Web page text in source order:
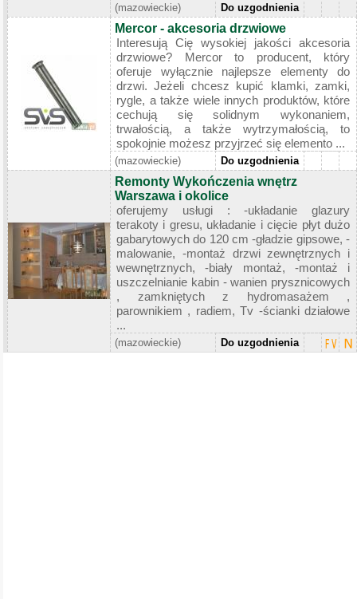
(mazowieckie) Do uzgodnienia
Mercor - akcesoria drzwiowe
Interesują Cię wysokiej jakości akcesoria
drzwiowe? Mercor to producent, który
oferuje wyłącznie najlepsze elementy do
drzwi. Jeżeli chcesz kupić klamki, zamki,
rygle, a także wiele innych produktów, które
cechują się solidnym wykonaniem,
trwałością, a także wytrzymałością, to
spokojnie możesz przyjrzeć się elemento ...
(mazowieckie) Do uzgodnienia
Remonty Wykończenia wnętrz
Warszawa i okolice
oferujemy usługi : -układanie glazury
terakoty i gresu, układanie i cięcie płyt dużo
gabarytowych do 120 cm -gładzie gipsowe, -
malowanie, -montaż drzwi zewnętrznych i
wewnętrznych, -biały montaż, -montaż i
uszczelnianie kabin - wanien prysznicowych
, zamkniętych z hydromasażem ,
parownikiem , radiem, Tv -ścianki działowe
...
(mazowieckie) Do uzgodnienia